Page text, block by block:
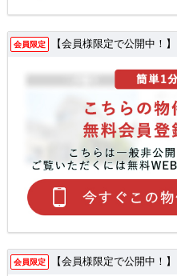
会員限定 【会員様限定で公開中！】
会員限定 【会員様限定で公開中！】